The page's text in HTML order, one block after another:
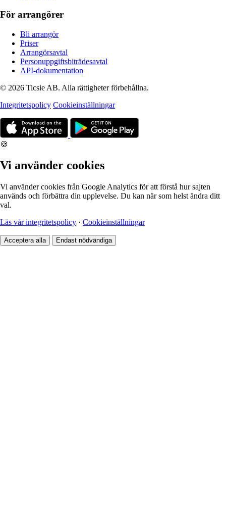
För arrangörer
Bli arrangör
Priser
Arrangörsavtal
Personuppgiftsbiträdesavtal
API-dokumentation
© 2026 Ticsie AB. Alla rättigheter förbehållna.
Integritetspolicy Cookieinställningar
🍪
Vi använder cookies
Vi använder cookies från Google Analytics för att förstå hur sajten
används och förbättra din upplevelse. Du kan när som helst ändra ditt
val.
Läs vår integritetspolicy · Cookieinställningar
Acceptera alla Endast nödvändiga